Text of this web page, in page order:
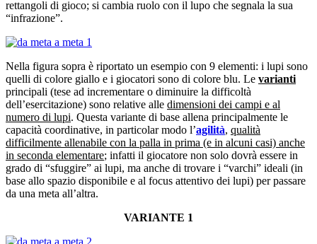
rettangoli di gioco; si cambia ruolo con il lupo che segnala la sua
“infrazione”.
Nella figura sopra è riportato un esempio con 9 elementi: i lupi sono
quelli di colore giallo e i giocatori sono di colore blu. Le varianti
principali (tese ad incrementare o diminuire la difficoltà
dell’esercitazione) sono relative alle dimensioni dei campi e al
numero di lupi. Questa variante di base allena principalmente le
capacità coordinative, in particolar modo l’agilità, qualità
difficilmente allenabile con la palla in prima (e in alcuni casi) anche
in seconda elementare; infatti il giocatore non solo dovrà essere in
grado di “sfuggire” ai lupi, ma anche di trovare i “varchi” ideali (in
base allo spazio disponibile e al focus attentivo dei lupi) per passare
da una meta all’altra.
VARIANTE 1